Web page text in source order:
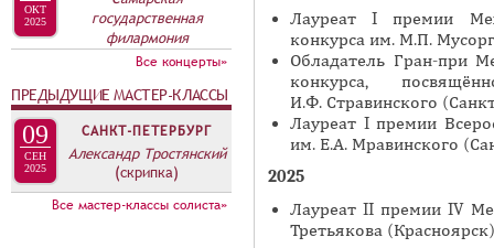
О
л
а
д
к
а
)
Лауреат I премии
конкурса им. М.П.
Обладатель Гран-при
конкурса,
И.Ф. Стравинского
Лауреат I премии
им. Е.А. Мравинского
2025
Лауреат II премии IV
Третьякова (Красноярск)
ОКТ
2025
государственная
филармония
Все концерты»
ПРЕДЫДУЩИЕ МАСТЕР-КЛАССЫ
09
СЕН
2025
САНКТ-ПЕТЕРБУРГ
Александр Тростянский
(скрипка)
Все мастер-классы солиста»